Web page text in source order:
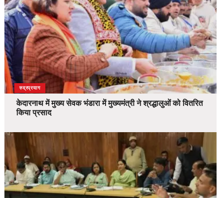
उत्तराखंड
देश
रुद्रप्रयाग
केदारनाथ में मुख्य सेवक भंडारा में मुख्यमंत्री ने श्रद्धालुओं को वितरित
किया प्रसाद